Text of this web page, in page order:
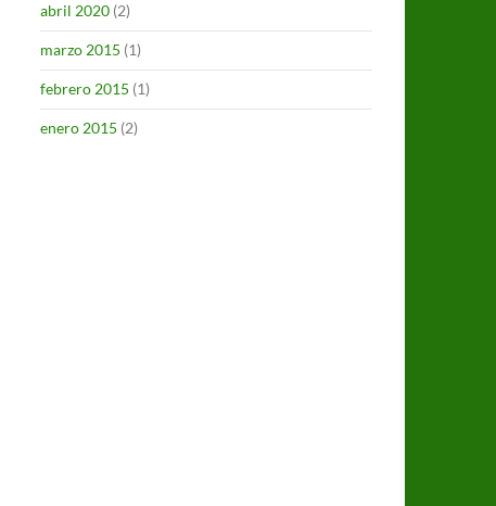
abril 2020 (2)
marzo 2015 (1)
febrero 2015 (1)
enero 2015 (2)